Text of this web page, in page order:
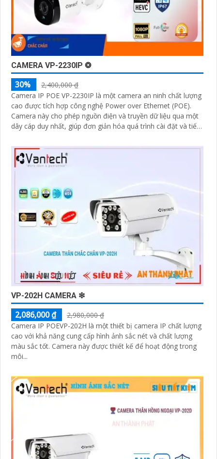
CAMERA VP-2230IP ❂
30%
2,400,000 ₫
Camera IP POE VP-2230IP là một camera an ninh chất lượng
cao được tích hợp công nghệ Power over Ethernet (POE).
Camera này cho phép nguồn điện và truyền dữ liệu qua một
dây cáp duy nhất, giúp đơn giản hóa quá trình cài đặt và tiết
VP-202H CAMERA ❇
2,086,000 ₫
2,980,000 ₫
Camera IP POEVP-202H là một thiết bị camera IP chất lượng
cao với khả năng cung cấp hình ảnh sắc nét và chất lượng
màu sắc tốt. Camera này được thiết kế để hoạt động trong
môi...